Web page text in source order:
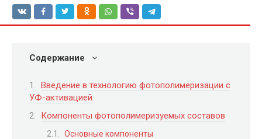
Содержание
Введение в технологию фотополимеризации с
УФ-активацией
Компоненты фотополимеризуемых составов
Основные компоненты